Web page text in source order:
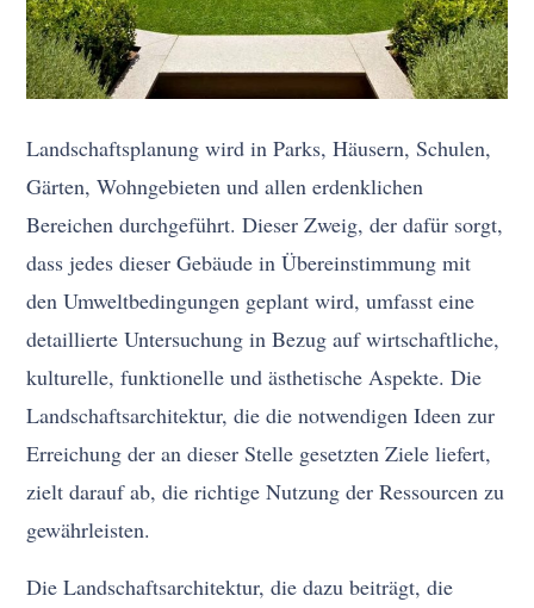
Landschaftsplanung wird in Parks, Häusern, Schulen,
Gärten, Wohngebieten und allen erdenklichen
Bereichen durchgeführt. Dieser Zweig, der dafür sorgt,
dass jedes dieser Gebäude in Übereinstimmung mit
den Umweltbedingungen geplant wird, umfasst eine
detaillierte Untersuchung in Bezug auf wirtschaftliche,
kulturelle, funktionelle und ästhetische Aspekte. Die
Landschaftsarchitektur, die die notwendigen Ideen zur
Erreichung der an dieser Stelle gesetzten Ziele liefert,
zielt darauf ab, die richtige Nutzung der Ressourcen zu
gewährleisten.
Die Landschaftsarchitektur, die dazu beiträgt, die